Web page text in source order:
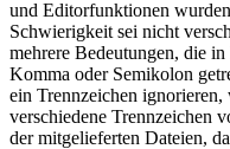
und Editorfunktionen
Schwierigkeit sei nicht
mehrere Bedeutungen, die
Komma oder Semikolon
ein Trennzeichen
verschiedene Trennzeichen
der mitgelieferten Dateien,